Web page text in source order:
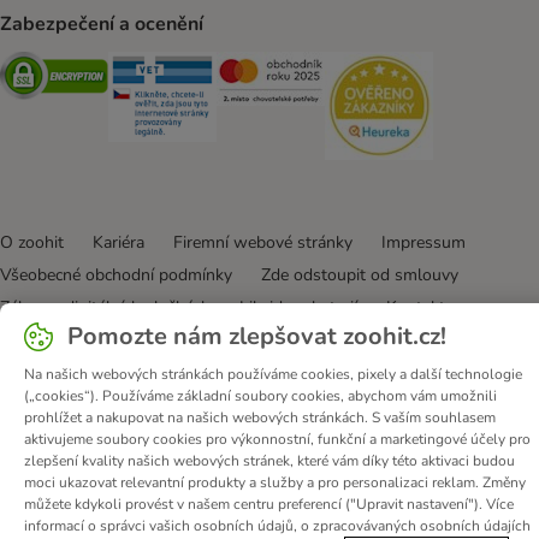
Zabezpečení a ocenění
Security Security Security
O zoohit Kariéra Firemní webové stránky
Impressum
Všeobecné obchodní podmínky
Zde odstoupit od smlouvy
Zákon o digitálních službách
Likvidace baterií
Kontakt
Poštovné a dodací termín
Způsoby platby
Partnerský program
Ochrana osobních údajů
Ochrana osobních údajů
Prohlášení o přístupnosti
© zooplus SE 2026
Pomozte nám zlepšovat zoohit.cz!
Na našich webových stránkách používáme cookies, pixely a další technologie
(„cookies“). Používáme základní soubory cookies, abychom vám umožnili
prohlížet a nakupovat na našich webových stránkách. S vaším souhlasem
aktivujeme soubory cookies pro výkonnostní, funkční a marketingové účely pro
zlepšení kvality našich webových stránek, které vám díky této aktivaci budou
moci ukazovat relevantní produkty a služby a pro personalizaci reklam. Změny
můžete kdykoli provést v našem centru preferencí ("Upravit nastavení"). Více
informací o správci vašich osobních údajů, o zpracovávaných osobních údajích